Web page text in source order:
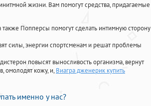
жизни. Вам помогут средства, придагаемые
также Попперсы помогут сделать интимную сторону
силы, энергии спортсменам и решат проблемы
повысят выносливость организма, вернут
омолодят кожу, и, Виагра дженерик купить
именно у нас?